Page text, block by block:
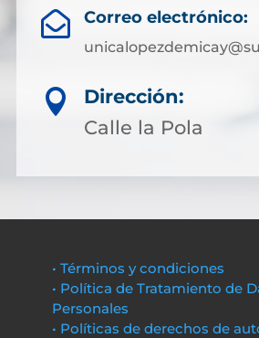
 Correo electrónico:

Dirección:
Calle la Pola
• Términos y condiciones
• Política de Tratamiento de
Personales
• Políticas de derechos de